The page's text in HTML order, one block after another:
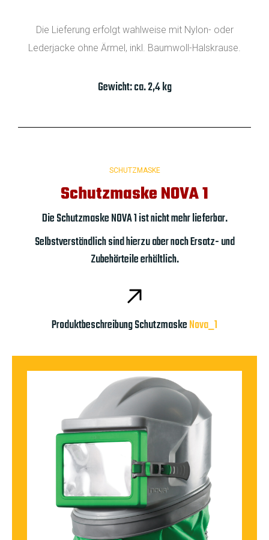
Die Lieferung erfolgt wahlweise mit Nylon- oder
Lederjacke ohne Ärmel, inkl. Baumwoll-Halskrause.
Gewicht: ca. 2,4 kg
SCHUTZMASKE
Schutzmaske NOVA 1
Die Schutzmaske NOVA 1 ist nicht mehr lieferbar.
Selbstverständlich sind hierzu aber noch Ersatz- und
Zubehörteile erhältlich.
Produktbeschreibung SchutzmaskeNova_1